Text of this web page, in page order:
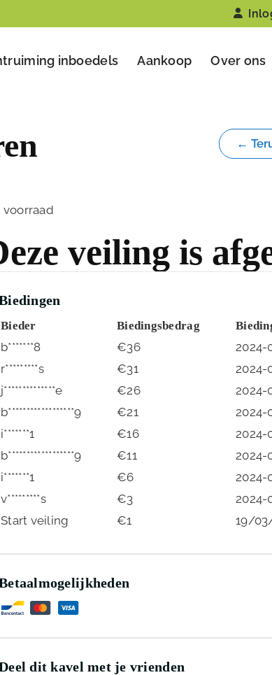
inboedels Aankoop Over ons
←
voorraad
veiling is
Bieder Biedingsbedrag
b*******8 €36
2024-
r*********s
€31
2024-
j**************e
€26
2024-
b******************9
€21
2024-
i*******1
€16
2024-
b******************9
€11
2024-
i*******1
€6
2024-
v*********s
€3
2024-
Start veiling
€1 19/
dit kavel met je vrienden